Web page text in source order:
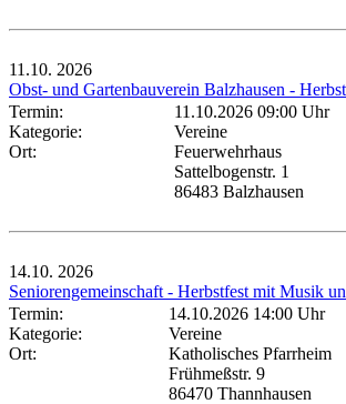
11.10. 2026
Obst- und Gartenbauverein Balzhausen -
Termin:
11.10.2026 09:00 Uhr
Kategorie:
Vereine
Ort:
Feuerwehrhaus
Sattelbogenstr. 1
86483 Balzhausen
14.10. 2026
Seniorengemeinschaft - Herbstfest mit Musik
Termin:
14.10.2026 14:00 Uhr
Kategorie:
Vereine
Ort:
Katholisches Pfarrheim
Frühmeßstr. 9
86470 Thannhausen